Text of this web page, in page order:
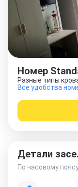
Номер
Разные типы
Все удобства
Детали
По часовому